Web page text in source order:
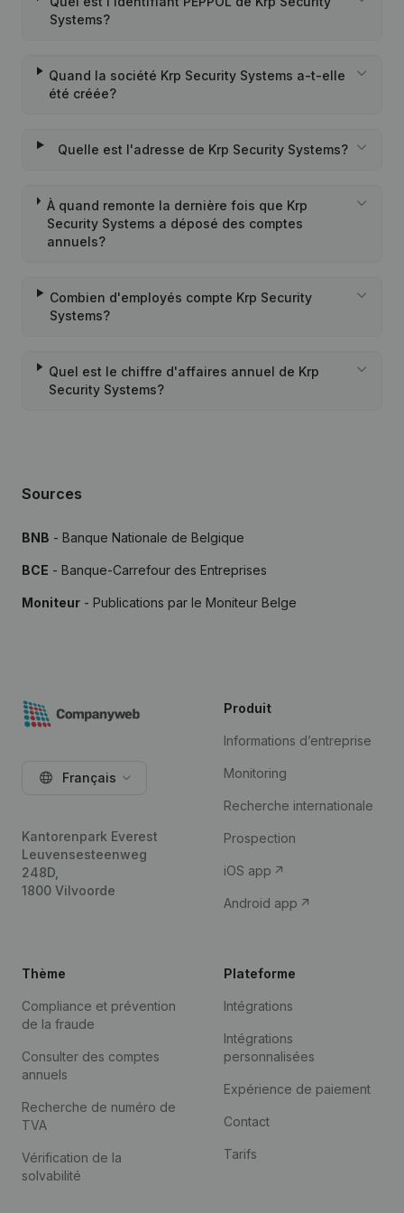
Systems?
Quand la société Krp Security Systems a-t-elle
été créée?
Quelle est l'adresse de Krp Security Systems?
À quand remonte la dernière fois que Krp
Security Systems a déposé des comptes
annuels?
Combien d'employés compte Krp Security
Systems?
Quel est le chiffre d'affaires annuel de Krp
Security Systems?
Sources
BNB - Banque Nationale de Belgique
BCE - Banque-Carrefour des Entreprises
Moniteur - Publications par le Moniteur Belge
Français
Kantorenpark Everest
Leuvensesteenweg
248D,
1800 Vilvoorde
Produit
Informations d’entreprise
Monitoring
Recherche internationale
Prospection
iOS app
Android app
Thème
Compliance et prévention
de la fraude
Consulter des comptes
annuels
Recherche de numéro de
TVA
Vérification de la
solvabilité
Plateforme
Intégrations
Intégrations
personnalisées
Expérience de paiement
Contact
Tarifs